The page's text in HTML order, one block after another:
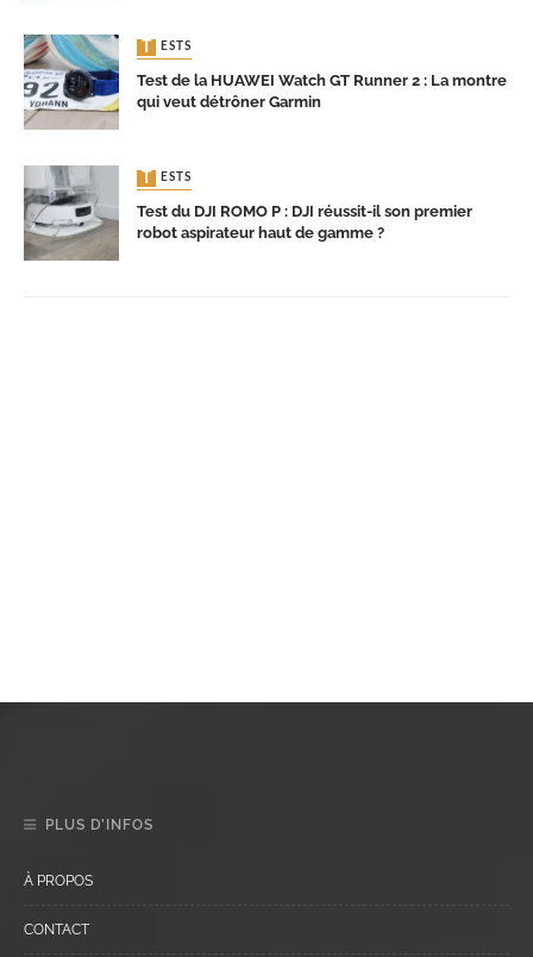
TESTS
Test de la HUAWEI Watch GT Runner 2 : La montre
qui veut détrôner Garmin
TESTS
Test du DJI ROMO P : DJI réussit-il son premier
robot aspirateur haut de gamme ?
PLUS D’INFOS
À PROPOS
CONTACT